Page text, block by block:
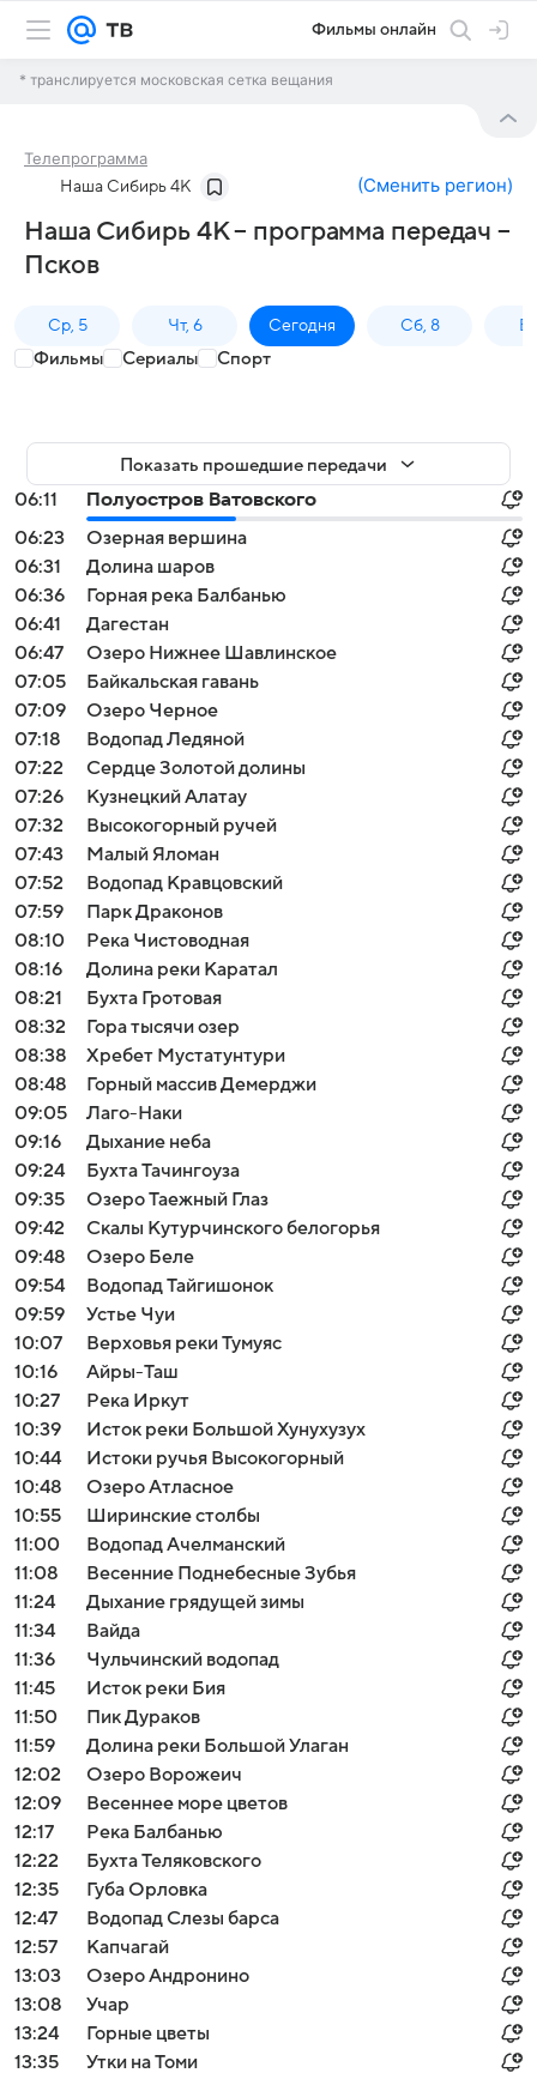
Фильмы онлайн
* транслируется московская сетка вещания
Телепрограмма
Наша Сибирь 4К (Сменить регион)
Наша Сибирь 4К – программа передач –
Псков
Ср, 5 Чт, 6 Сегодня Сб, 8
Фильмы Сериалы Спорт
Показать прошедшие передачи
06:11
Полуостров Ватовского
06:23
Озерная вершина
06:31
Долина шаров
06:36
Горная река Балбанью
06:41
Дагестан
06:47
Озеро Нижнее Шавлинское
07:05
Байкальская гавань
07:09
Озеро Черное
07:18
Водопад Ледяной
07:22
Сердце Золотой долины
07:26
Кузнецкий Алатау
07:32
Высокогорный ручей
07:43
Малый Яломан
07:52
Водопад Кравцовский
07:59
Парк Драконов
08:10
Река Чистоводная
08:16
Долина реки Каратал
08:21
Бухта Гротовая
08:32
Гора тысячи озер
08:38
Хребет Мустатунтури
08:48
Горный массив Демерджи
09:05
Лаго-Наки
09:16
Дыхание неба
09:24
Бухта Тачингоуза
09:35
Озеро Таежный Глаз
09:42
Скалы Кутурчинского белогорья
09:48
Озеро Беле
09:54
Водопад Тайгишонок
09:59
Устье Чуи
10:07
Верховья реки Тумуяс
10:16
Айры-Таш
10:27
Река Иркут
10:39
Исток реки Большой Хунухузух
10:44
Истоки ручья Высокогорный
10:48
Озеро Атласное
10:55
Ширинские столбы
11:00
Водопад Ачелманский
11:08
Весенние Поднебесные Зубья
11:24
Дыхание грядущей зимы
11:34
Вайда
11:36
Чульчинский водопад
11:45
Исток реки Бия
11:50
Пик Дураков
11:59
Долина реки Большой Улаган
12:02
Озеро Ворожеич
12:09
Весеннее море цветов
12:17
Река Балбанью
12:22
Бухта Теляковского
12:35
Губа Орловка
12:47
Водопад Слезы барса
12:57
Капчагай
13:03
Озеро Андронино
13:08
Учар
13:24
Горные цветы
13:35
Утки на Томи